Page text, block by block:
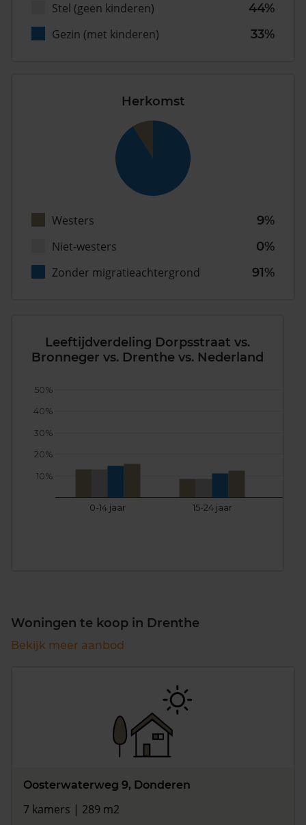
Stel (geen kinderen)
44%
Gezin (met kinderen)
33%
Herkomst
Westers
9%
Niet-westers
0%
Zonder migratieachtergrond
91%
Leeftijdverdeling Dorpsstraat vs.
Bronneger vs. Drenthe vs. Nederland
0-14 jaar 15-24 jaar
10%
20%
30%
40%
50%
Woningen te koop in Drenthe
Bekijk meer aanbod
Oosterwaterweg 9, Donderen
7 kamers | 289 m2